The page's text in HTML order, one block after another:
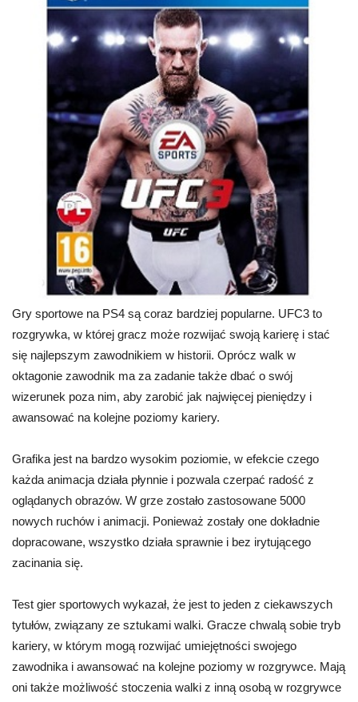
Gry sportowe na PS4 są coraz bardziej popularne. UFC3 to
rozgrywka, w której gracz może rozwijać swoją karierę i stać
się najlepszym zawodnikiem w historii. Oprócz walk w
oktagonie zawodnik ma za zadanie także dbać o swój
wizerunek poza nim, aby zarobić jak najwięcej pieniędzy i
awansować na kolejne poziomy kariery.
Grafika jest na bardzo wysokim poziomie, w efekcie czego
każda animacja działa płynnie i pozwala czerpać radość z
oglądanych obrazów. W grze zostało zastosowane 5000
nowych ruchów i animacji. Ponieważ zostały one dokładnie
dopracowane, wszystko działa sprawnie i bez irytującego
zacinania się.
Test gier sportowych wykazał, że jest to jeden z ciekawszych
tytułów, związany ze sztukami walki. Gracze chwalą sobie tryb
kariery, w którym mogą rozwijać umiejętności swojego
zawodnika i awansować na kolejne poziomy w rozgrywce. Mają
oni także możliwość stoczenia walki z inną osobą w rozgrywce